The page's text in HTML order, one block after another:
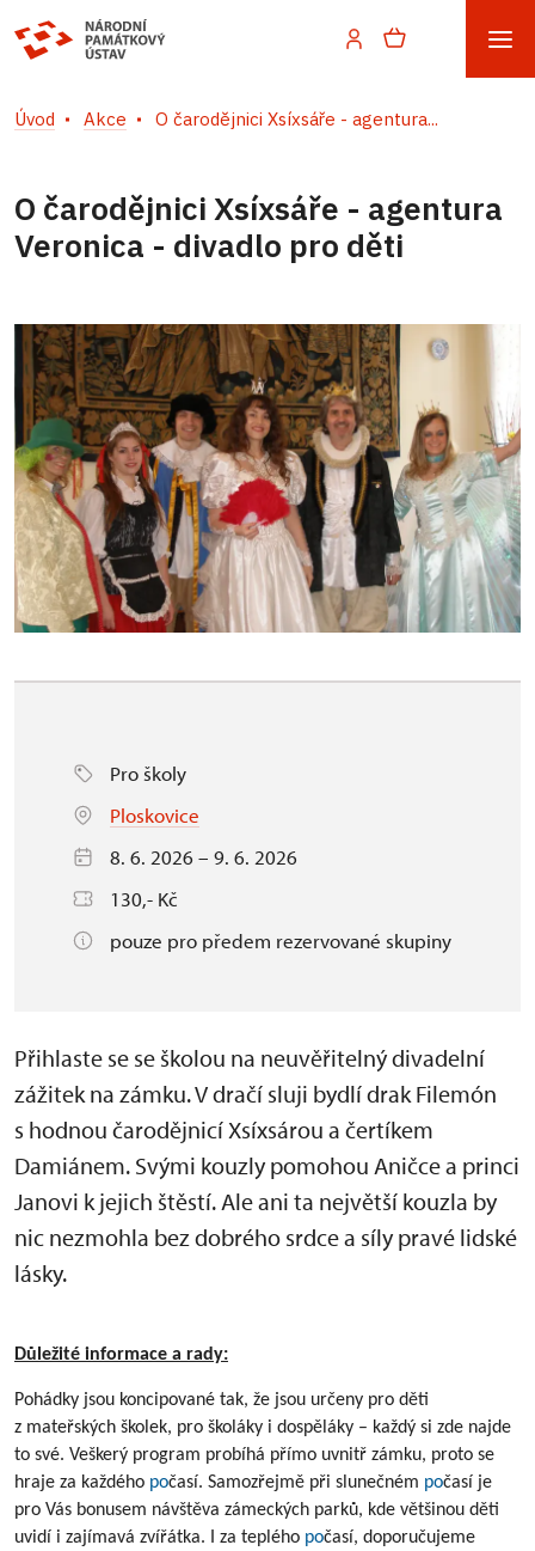
Úvod Akce O čarodějnici Xsíxsáře - agentura...
O čarodějnici Xsíxsáře - agentura
Veronica - divadlo pro děti
Pro školy
Ploskovice
8. 6. 2026 – 9. 6. 2026
130,- Kč
pouze pro předem rezervované skupiny
Přihlaste se se školou na neuvěřitelný divadelní
zážitek na zámku.V dračí sluji bydlí drak Filemón
s hodnou čarodějnicí Xsíxsárou a čertíkem
Damiánem. Svými kouzly pomohou Aničce a princi
Janovi k jejich štěstí. Ale ani ta největší kouzla by
nic nezmohla bez dobrého srdce a síly pravé lidské
lásky.
Důležité informace a rady:
Pohádky jsou koncipované tak, že jsou určeny pro děti
z mateřských školek, pro školáky i dospěláky – každý si zde najde
to své. Veškerý program probíhá přímo uvnitř zámku, proto se
hraje za každého počasí. Samozřejmě při slunečném počasí je
pro Vás bonusem návštěva zámeckých parků, kde většinou děti
uvidí i zajímavá zvířátka. I za teplého počasí, doporučujeme